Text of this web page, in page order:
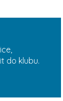
do klubu.